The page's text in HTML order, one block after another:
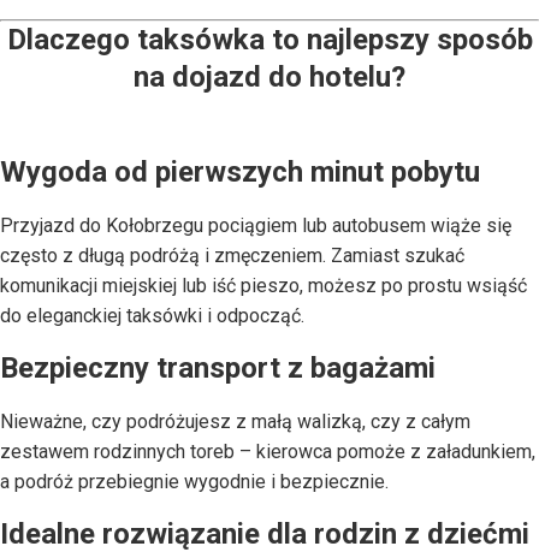
Dlaczego taksówka to najlepszy sposób
na dojazd do hotelu?
Wygoda od pierwszych minut pobytu
Przyjazd do Kołobrzegu pociągiem lub autobusem wiąże się
często z długą podróżą i zmęczeniem. Zamiast szukać
komunikacji miejskiej lub iść pieszo, możesz po prostu wsiąść
do eleganckiej taksówki i odpocząć.
Bezpieczny transport z bagażami
Nieważne, czy podróżujesz z małą walizką, czy z całym
zestawem rodzinnych toreb – kierowca pomoże z załadunkiem,
a podróż przebiegnie wygodnie i bezpiecznie.
Idealne rozwiązanie dla rodzin z dziećmi